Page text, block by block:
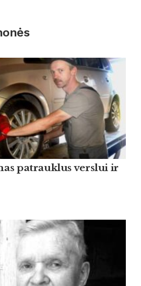
patrauklus verslui ir